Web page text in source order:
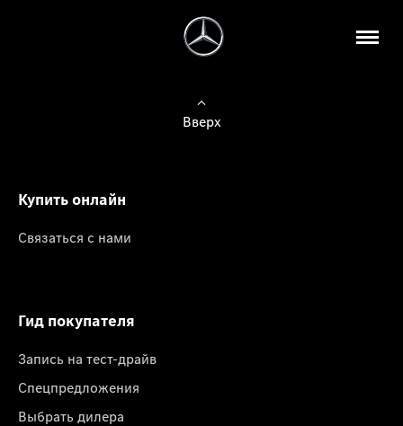
Вверх
Купить онлайн
Связаться с нами
Гид покупателя
Запись на тест-драйв
Спецпредложения
Выбрать дилера